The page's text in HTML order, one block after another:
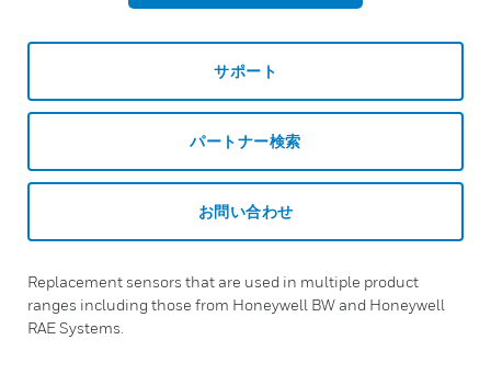
サポート
パートナー検索
お問い合わせ
Replacement sensors that are used in multiple product
ranges including those from Honeywell BW and Honeywell
RAE Systems.